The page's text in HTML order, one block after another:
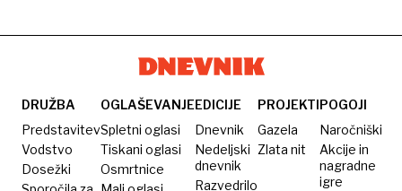
čudež in
vprašanja
DRUŽBA
Predstavitev
Vodstvo
Dosežki
OGLAŠEVANJE
Spletni oglasi
Tiskani oglasi
Osmrtnice
EDICIJE
Dnevnik
Nedeljski
dnevnik
Razvedrilo
PROJEKTI
Gazela
Zlata nit
POGOJI
Naročniški
Akcije in
nagradne
igre